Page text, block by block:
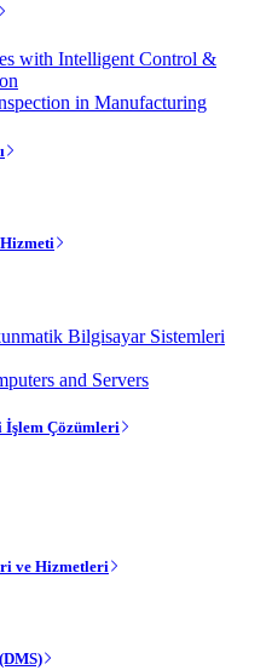
with Intelligent Control &
in Manufacturing
Bilgisayar Sistemleri
and Servers
Çözümleri
ve Hizmetleri